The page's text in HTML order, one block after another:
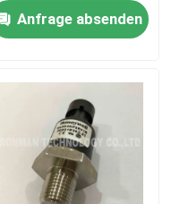
Anfrage absenden